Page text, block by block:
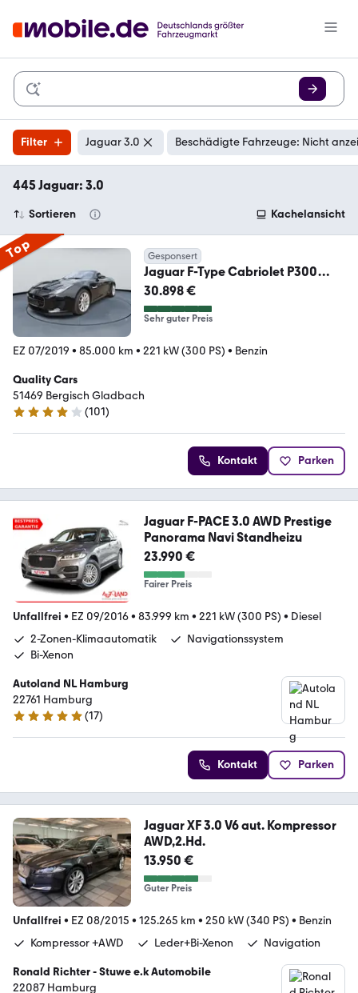
Filter Jaguar 3.0 Beschädigte Fahrzeuge: Nicht
445 Jaguar: 3.0
Sortieren Kachelansicht
Top Gesponsert
Jaguar F-Type Cabriolet P300
Automatik 85.000km
30.898 €
Sehr guter Preis
EZ 07/2019 • 85.000 km • 221 kW (300 PS) • Benzin
Quality Cars
51469 Bergisch Gladbach
4.1 Sterne
(101)
Kontakt Parken
Jaguar F-PACE 3.0 AWD Prestige
Panorama Navi Standheizu
23.990 €
Fairer Preis
Unfallfrei • EZ 09/2016• 83.999 km • 221 kW (300 PS) • Diesel
2-Zonen-Klimaautomatik
Navigationssystem
Bi-Xenon
Autoland NL Hamburg
22761 Hamburg
4.9 Sterne
(17)
Kontakt Parken
Jaguar XF 3.0 V6 aut. Kompressor
AWD,2.Hd.
13.950 €
Guter Preis
Unfallfrei • EZ 08/2015 • 125.265 km • 250 kW (340 PS) • Benzin
Kompressor +AWD
Leder+Bi-Xenon Navigation
Ronald Richter - Stuwe e.k Automobile
22087 Hamburg